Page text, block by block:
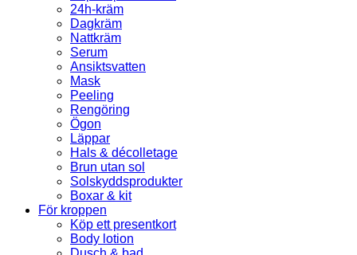
24h-kräm
Dagkräm
Nattkräm
Serum
Ansiktsvatten
Mask
Peeling
Rengöring
Ögon
Läppar
Hals & décolletage
Brun utan sol
Solskyddsprodukter
Boxar & kit
För kroppen
Köp ett presentkort
Body lotion